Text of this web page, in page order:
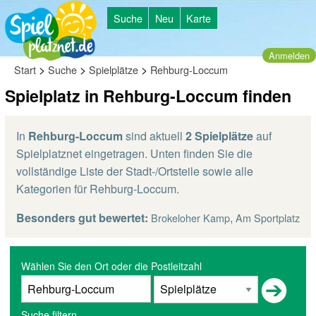
Suche Neu Karte
Anmelden
Start > Suche > Spielplätze > Rehburg-Loccum
Spielplatz in Rehburg-Loccum finden
In Rehburg-Loccumsind aktuell 2 Spielplätzeauf
Spielplatznet eingetragen. Unten finden Sie die
vollständige Liste der Stadt-/Ortsteile sowie alle
Kategorien für Rehburg-Loccum.
Besonders gut bewertet: Brokeloher Kamp, Am Sportplatz
Wählen Sie den Ort oder die Postleitzahl